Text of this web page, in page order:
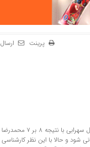
ارسال پرینت
در جریان مسابقات انتخابی تیم ملی کشتی فرنگی که روز دوشنبه برگزار شد، دانیال سهرابی با نتیجه ۸ بر ۷ محمدرضا
شود و حالا با این نظر کارشناسی